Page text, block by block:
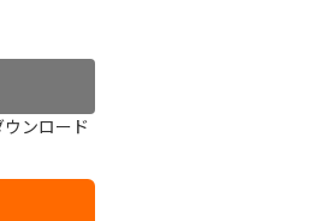
ンロード